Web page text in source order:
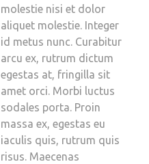
molestie nisi et dolor
aliquet molestie. Integer
id metus nunc. Curabitur
arcu ex, rutrum dictum
egestas at, fringilla sit
amet orci. Morbi luctus
sodales porta. Proin
massa ex, egestas eu
iaculis quis, rutrum quis
risus. Maecenas